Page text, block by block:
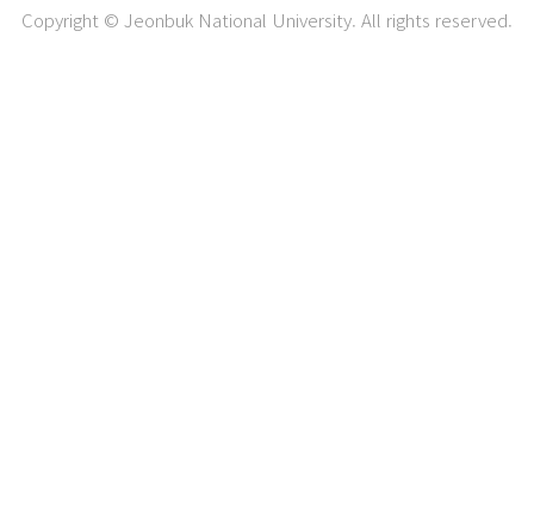
Copyright © Jeonbuk National University. All rights reserved.